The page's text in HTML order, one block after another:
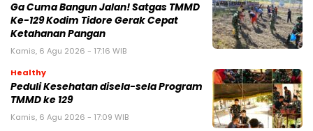
Ga Cuma Bangun Jalan! Satgas TMMD
Ke-129 Kodim Tidore Gerak Cepat
Ketahanan Pangan
Kamis, 6 Agu 2026 - 17:16 WIB
Healthy
Peduli Kesehatan disela-sela Program
TMMD ke 129
Kamis, 6 Agu 2026 - 17:09 WIB